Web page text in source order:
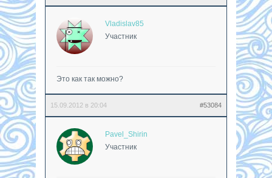
Vladislav85
Участник
Это как так можно?
15.09.2012 в 20:04 #53084
Pavel_Shirin
Участник